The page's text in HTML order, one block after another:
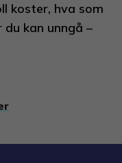
koster, hva som
kan unngå –